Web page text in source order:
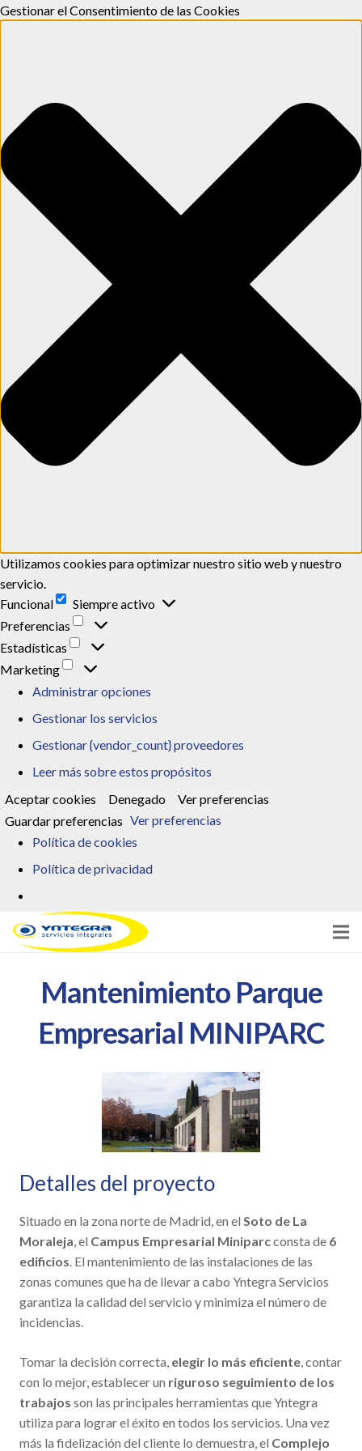
Gestionar el Consentimiento de las Cookies
Utilizamos cookies para optimizar nuestro sitio web y nuestro
servicio.
Funcional
Funcional
Siempre activo
Preferencias
Preferencias
Estadísticas
Estadísticas
Marketing
Marketing
Administrar opciones
Gestionar los servicios
Gestionar {vendor_count} proveedores
Leer más sobre estos propósitos
Aceptar cookies
Denegado
Ver preferencias
Guardar preferencias Ver preferencias
Política de cookies
Política de privacidad
Mantenimiento Parque
Empresarial MINIPARC
Detalles del proyecto
Situado en la zona norte de Madrid, en el Soto de La
Moraleja, el Campus Empresarial Miniparcconsta de 6
edificios. El mantenimiento de las instalaciones de las
zonas comunes que ha de llevar a cabo Yntegra Servicios
garantiza la calidad del servicio y minimiza el número de
incidencias.
Tomar la decisión correcta, elegir lo más eficiente, contar
con lo mejor, establecer un riguroso seguimiento de los
trabajos son las principales herramientas que Yntegra
utiliza para lograr el éxito en todos los servicios. Una vez
más la fidelización del cliente lo demuestra, el Complejo